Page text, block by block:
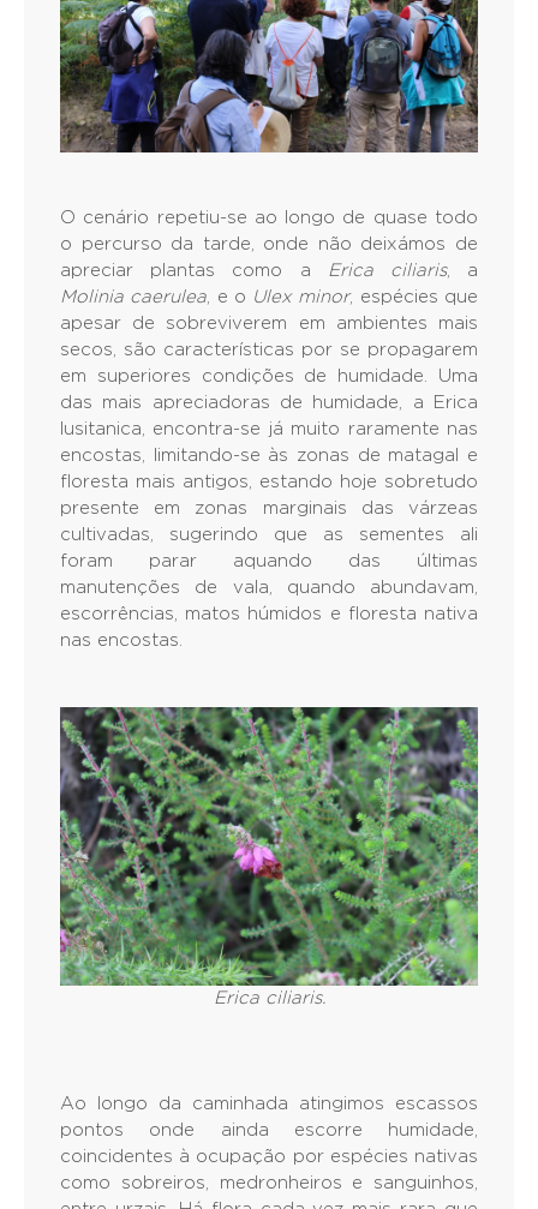
O cenário repetiu-se ao longo de quase todo
o percurso da tarde, onde não deixámos de
apreciar plantas como a Erica ciliaris, a
Molinia caerulea, e o Ulex minor, espécies que
apesar de sobreviverem em ambientes mais
secos, são características por se propagarem
em superiores condições de humidade. Uma
das mais apreciadoras de humidade, a Erica
lusitanica, encontra-se já muito raramente nas
encostas, limitando-se às zonas de matagal e
floresta mais antigos, estando hoje sobretudo
presente em zonas marginais das várzeas
cultivadas, sugerindo que as sementes ali
foram parar aquando das últimas
manutenções de vala, quando abundavam,
escorrências, matos húmidos e floresta nativa
nas encostas.
Erica ciliaris.
Ao longo da caminhada atingimos escassos
pontos onde ainda escorre humidade,
coincidentes à ocupação por espécies nativas
como sobreiros, medronheiros e sanguinhos,